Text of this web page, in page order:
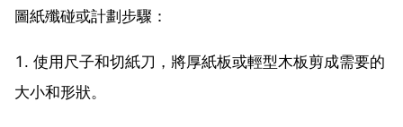
圖紙殲碰或計劃步驟：
1. 使用尺子和切紙刀，將厚紙板或輕型木板剪成需要的
大小和形狀。